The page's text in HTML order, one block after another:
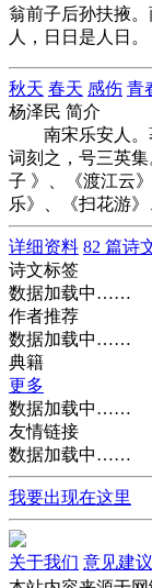
翁前子后孙扶掖
人，日日是人日。
秋天 春天 感伤 青
杨泽民 简介
南宋乐安人
词刻之，号三英
子 》、《渡江云
乐》、《扫花游
详细资料 82 篇诗
诗文标签
数据加载中……
作者推荐
数据加载中……
典籍
更多
数据加载中……
友情链接
数据加载中……
我要出现在这里
关于我们 意见建议